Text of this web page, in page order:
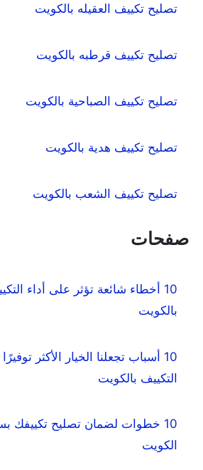
تصليح تكييف العقيله بالكويت
تصليح تكييف قرطبه بالكويت
تصليح تكييف الصباحية بالكويت
تصليح تكييف هدية بالكويت
تصليح تكييف الشعب بالكويت
صفحات
10 أخطاء شائعة تؤثر على أداء
بالكويت
10 أسباب تجعلنا الخيار الأكثر
التكييف بالكويت
10 خطوات لضمان تصليح تكييفك
الكويت